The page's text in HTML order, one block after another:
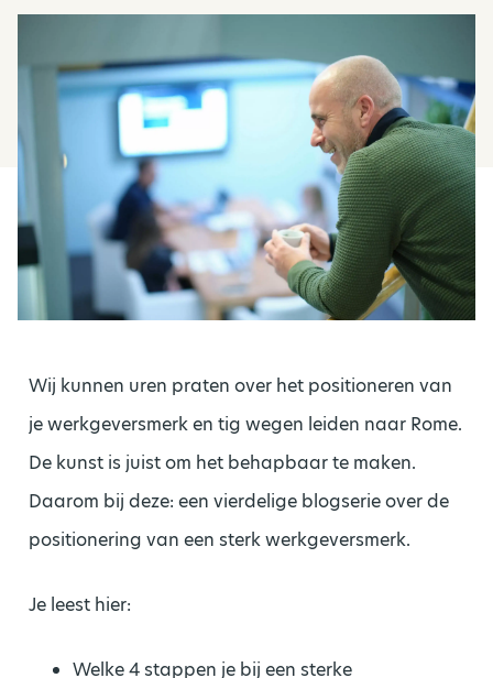
Wij kunnen uren praten over het positioneren van
je werkgeversmerk en tig wegen leiden naar Rome.
De kunst is juist om het behapbaar te maken.
Daarom bij deze: een vierdelige blogserie over de
positionering van een sterk werkgeversmerk.
Je leest hier:
Welke 4 stappen je bij een sterke